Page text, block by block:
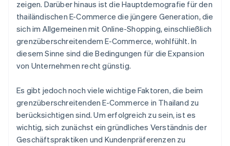
zeigen. Darüber hinaus ist die Hauptdemografie für den
thailändischen E-Commerce die jüngere Generation, die
sich im Allgemeinen mit Online-Shopping, einschließlich
grenzüberschreitendem E-Commerce, wohlfühlt. In
diesem Sinne sind die Bedingungen für die Expansion
von Unternehmen recht günstig.
Es gibt jedoch noch viele wichtige Faktoren, die beim
grenzüberschreitenden E-Commerce in Thailand zu
berücksichtigen sind. Um erfolgreich zu sein, ist es
wichtig, sich zunächst ein gründliches Verständnis der
Geschäftspraktiken und Kundenpräferenzen zu